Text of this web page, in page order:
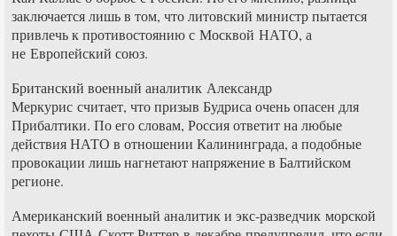
заключается лишь в том, что литовский министр пытается
привлечь к противостоянию с Москвой НАТО, а
не Европейский союз.
Британский военный аналитик Александр
Меркурис считает, что призыв Будриса очень опасен для
Прибалтики. По его словам, Россия ответит на любые
действия НАТО в отношении Калининграда, а подобные
провокации лишь нагнетают напряжение в Балтийском
регионе.
Американский военный аналитик и экс-разведчик морской